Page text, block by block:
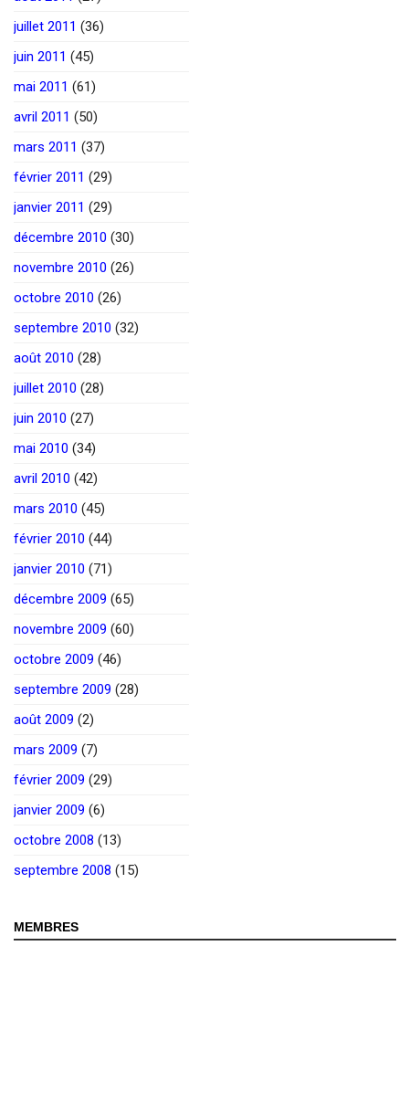
juillet 2011 (36)
juin 2011 (45)
mai 2011 (61)
avril 2011 (50)
mars 2011 (37)
février 2011 (29)
janvier 2011 (29)
décembre 2010 (30)
novembre 2010 (26)
octobre 2010 (26)
septembre 2010 (32)
août 2010 (28)
juillet 2010 (28)
juin 2010 (27)
mai 2010 (34)
avril 2010 (42)
mars 2010 (45)
février 2010 (44)
janvier 2010 (71)
décembre 2009 (65)
novembre 2009 (60)
octobre 2009 (46)
septembre 2009 (28)
août 2009 (2)
mars 2009 (7)
février 2009 (29)
janvier 2009 (6)
octobre 2008 (13)
septembre 2008 (15)
MEMBRES